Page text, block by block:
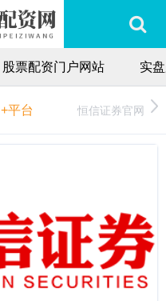
股票配资门户网站 实
+平台 恒信证券官网